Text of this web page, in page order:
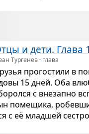
и дети. Глава
Тургенев · глава
про­го­стили в
15 дней. Оба
с вне­запно
поме­щика,
с её млад­шей